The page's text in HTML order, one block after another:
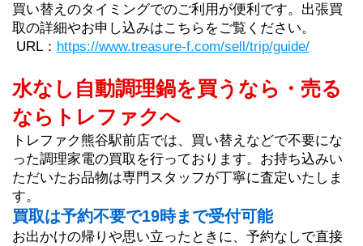
買い替えのタイミングでのご利用が便利です。出張買
取の詳細やお申し込みはこちらをご覧ください。
URL： https://www.treasure-f.com/sell/trip/guide/
水なし自動調理鍋を買うなら・売る
ならトレファクへ
トレファク熊谷駅前店では、買い替えなどで不要にな
った調理家電の買取を行っております。お持ち込みい
ただいたお品物は専門スタッフが丁寧に査定いたしま
す。
買取は予約不要で19時まで受付可能
お出かけの帰りや思い立ったときに、予約なしで直接